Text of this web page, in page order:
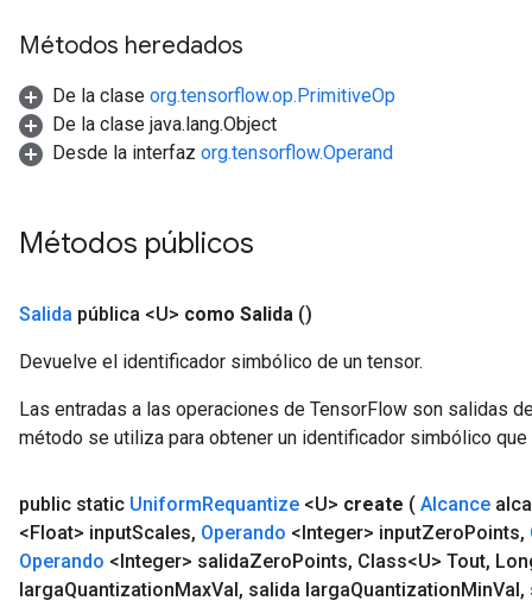
Métodos heredados
De la clase org.tensorflow.op.PrimitiveOp
De la clase java.lang.Object
Desde la interfaz org.tensorflow.Operand
Métodos públicos
Salida pública <U> como Salida ()
Devuelve el identificador simbólico de un tensor.
Las entradas a las operaciones de TensorFlow son salidas
método se utiliza para obtener un identificador simbólico
public static UniformRequantize <U> create ( Alcance
<Float> inputScales, Operando <Integer> inputZeroPoints,
Operando <Integer> salidaZeroPoints, Class<U> Tout,
largaQuantizationMaxVal, salida largaQuantizationMinVal,